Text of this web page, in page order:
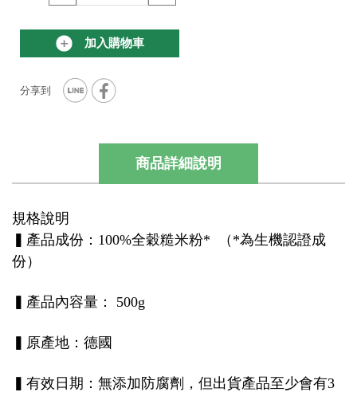
加入購物車
商品詳細說明
規格說明
▍產品成份：100%全穀糙米粉* （*為生機認證成
份）
▍產品內容量： 500g
▍原產地：德國
▍有效日期：無添加防腐劑，但出貨產品至少會有3